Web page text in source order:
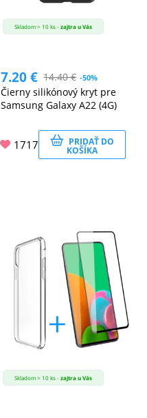
Skladom > 10 ks -zajtra u Vás
7.20€ 14.40€ -50%
Čierny silikónový kryt pre
Samsung Galaxy A22 (4G)
1717 PRIDAŤ DO
KOŠÍKA
Skladom > 10 ks -zajtra u Vás